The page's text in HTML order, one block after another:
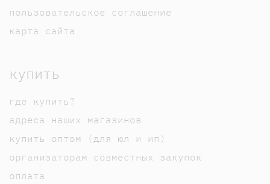
пользовательское соглашение
карта сайта
купить
где купить?
адреса наших магазинов
купить оптом (для юл и ип)
организаторам совместных закупок
оплата